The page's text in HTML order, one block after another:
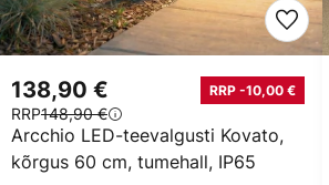
Arcchio LED-teevalgusti Kovato,
kõrgus 60 cm, tumehall, IP65
138,90 € RRP -10,00 €
RRP148,90 €